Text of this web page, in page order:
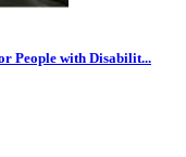
People with Disabilit...